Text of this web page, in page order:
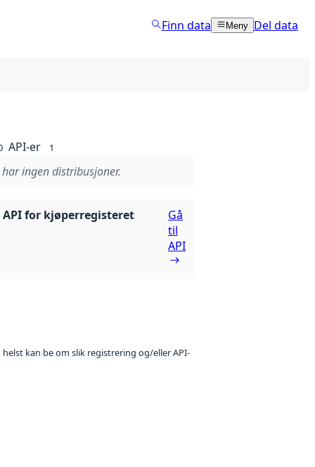
Finn data Meny Del data
API-er 1
ingen distribusjoner.
for kjøperregisteret
Gå
til
API
kan be om slik registrering og/eller API-